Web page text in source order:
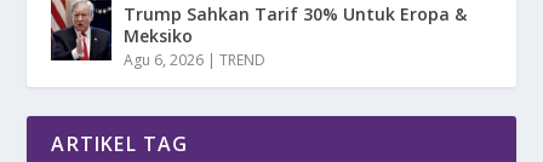
Trump Sahkan Tarif 30% Untuk Eropa &
Meksiko
Agu 6, 2026 |TREND
ARTIKEL TAG